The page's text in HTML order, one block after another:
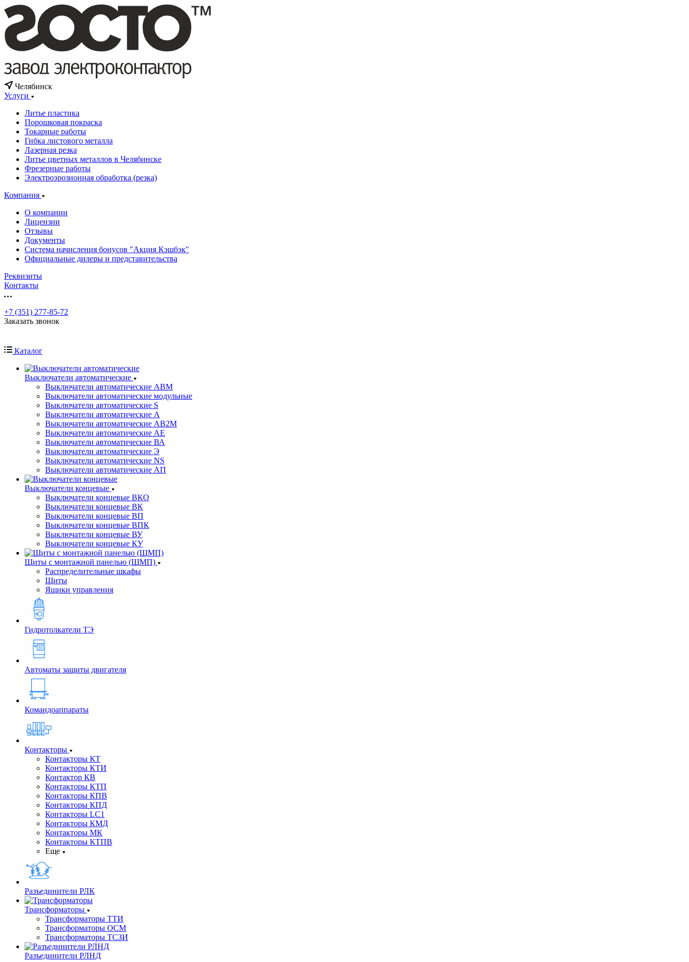
Челябинск
Услуги
Литье пластика
Порошковая покраска
Токарные работы
Гибка листового металла
Лазерная резка
Литье цветных металлов в Челябинске
Фрезерные работы
Электроэрозионная обработка (резка)
Компания
О компании
Лицензии
Отзывы
Документы
Система начисления бонусов "Акция Кэшбэк"
Официальные дилеры и представительства
Реквизиты
Контакты
+7 (351) 277-85-72
Заказать звонок
Каталог
Выключатели автоматические
Выключатели автоматические АВМ
Выключатели автоматические модульные
Выключатели автоматические S
Выключатели автоматические А
Выключатели автоматические АВ2М
Выключатели автоматические АЕ
Выключатели автоматические ВА
Выключатели автоматические Э
Выключатели автоматические NS
Выключатели автоматические АП
Выключатели концевые
Выключатели концевые ВКО
Выключатели концевые ВК
Выключатели концевые ВП
Выключатели концевые ВПК
Выключатели концевые ВУ
Выключатели концевые КУ
Щиты с монтажной панелью (ЩМП)
Распределительные шкафы
Щиты
Ящики управления
Гидротолкатели ТЭ
Автоматы защиты двигателя
Командоаппараты
Контакторы
Контакторы КТ
Контакторы КТИ
Контактор КВ
Контакторы КТП
Контакторы КПВ
Контакторы КПД
Контакторы LC1
Контакторы КМД
Контакторы МК
Контакторы КТПВ
Еще
Разъединители РЛК
Трансформаторы
Трансформаторы ТТИ
Трансформаторы ОСМ
Трансформаторы ТСЗИ
Разъединители РЛНД